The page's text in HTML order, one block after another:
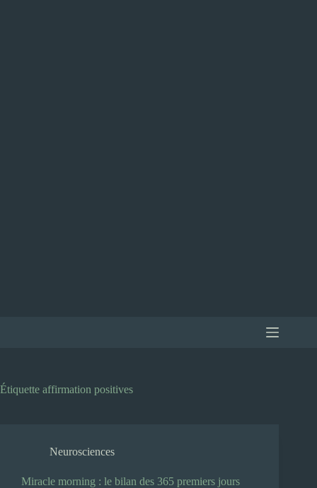
Étiquette affirmation positives
Neurosciences
Miracle morning : le bilan des 365 premiers jours